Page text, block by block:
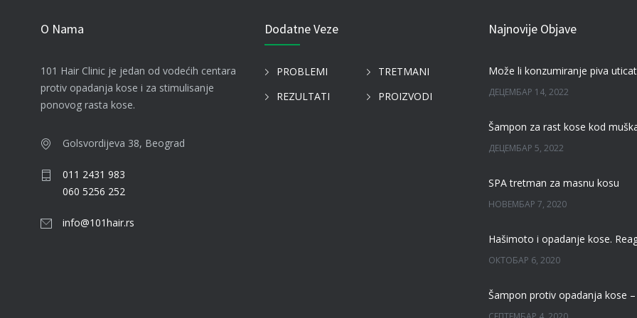
O Nama
101 Hair Clinic je jedan od vodećih centara
protiv opadanja kose i za stimulisanje
ponovog rasta kose.
Golsvordijeva 38, Beograd
011 2431 983
060 5256 252
info@101hair.rs
Dodatne Veze
PROBLEMI
TRETMANI
REZULTATI
PROIZVODI
Najnovije Objave
ДЕЦЕМБАР 14, 2022
ДЕЦЕМБАР 5, 2022
SPA tretman za masnu kosu
НОВЕМБАР 7, 2020
ОКТОБАР 6, 2020